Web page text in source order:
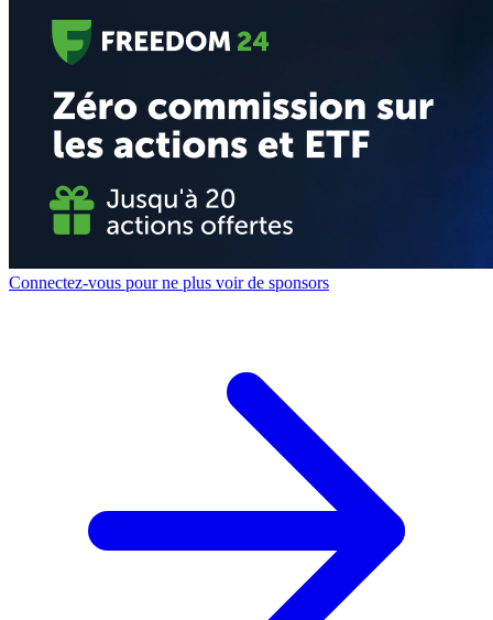
Connectez-vous pour ne plus voir de sponsors